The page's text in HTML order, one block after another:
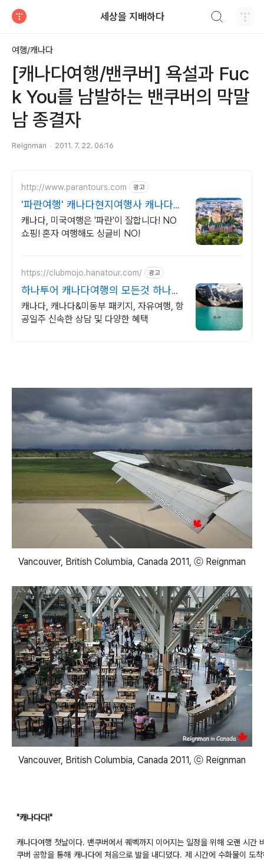
세상을 지배하다
여행/캐나다
[캐나다여행/밴쿠버] 욕설과 Fuc
k You를 남발하는 밴쿠버의 막말
남 종결자
Reignman 2011. 7. 22. 06:16
http://www.parantours.com 광고
'파란여행' 캐나다현지여행사 캐나다
최대규모 한인여행사
캐나다, 미국여행은 '파란'이 잘합니다! NO
쇼핑! 혼자 여행해도 싱글비 NO!
https://clubmojo.hanatour.com/ 광고
하나투어 캐나다여행의 모든것 하나투
어 공식인증 예약센터
캐나다, 캐나다&미동부 패키지, 자유여행, 항
공일주 신속한 상담 및 다양한 혜택
Vancouver, British Columbia, Canada 2011, ⓒ Reignman
Vancouver, British Columbia, Canada 2011, ⓒ Reignman
"캐나다다!"
캐나다여행 첫날이다. 밴쿠버에서 퀘벡까지 이어지는 일정을 위해 오랜 시간
쿠버 공항을 통해 캐나다에 처음으로 발을 내디뎠다. 제 시간에 수화물이 도